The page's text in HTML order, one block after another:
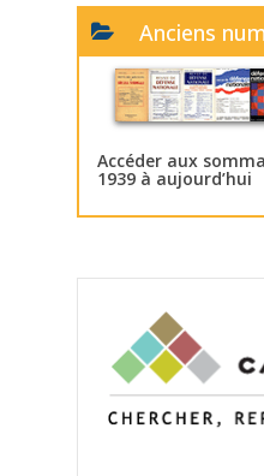
Anciens
Accéder aux
1939 à aujourd’hui